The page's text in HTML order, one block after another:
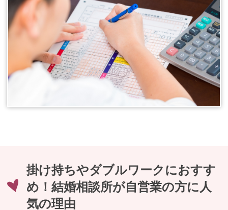
掛け持ちやダブルワークにおすす
め！結婚相談所が自営業の方に人
気の理由